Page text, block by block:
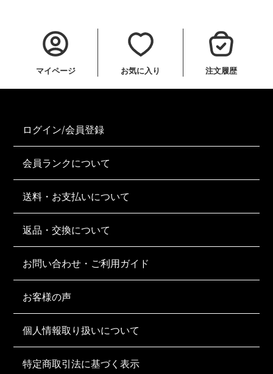
マイページ お気に入り 注文履歴
ログイン/会員登録
会員ランクについて
送料・お支払いについて
返品・交換について
お問い合わせ・ご利用ガイド
お客様の声
個人情報取り扱いについて
特定商取引法に基づく表示